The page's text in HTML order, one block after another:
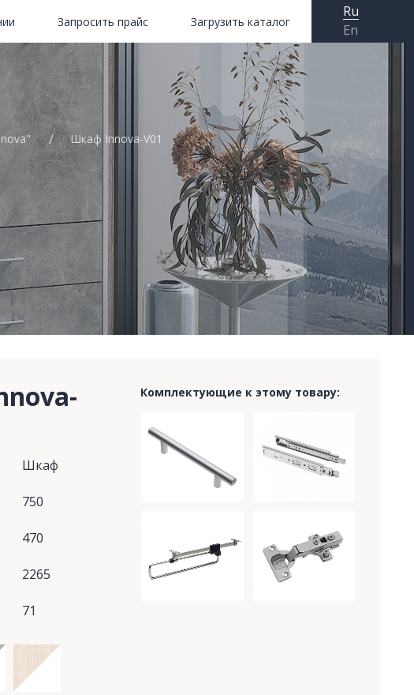
Запросить прайс Загрузить каталог
Ru
En
Шкаф Innova-V01
Шкаф
750
470
2265
71
Комплектующие к этому товару: